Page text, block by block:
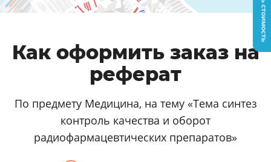
Как оформить заказ на
реферат
По предмету Медицина, на тему «Тема синтез
контроль качества и оборот
радиофармацевтических препаратов»